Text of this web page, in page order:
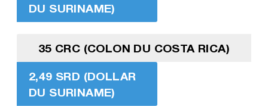
DU SURINAME)
35 CRC (COLON DU COSTA RICA)
2,49 SRD (DOLLAR
DU SURINAME)